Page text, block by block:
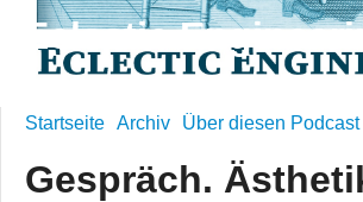
Eclectic
Startseite Archiv Über diesen Podcast
Gespräch.